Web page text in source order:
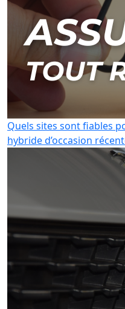
Quels sites sont fiables
hybride d’occasion